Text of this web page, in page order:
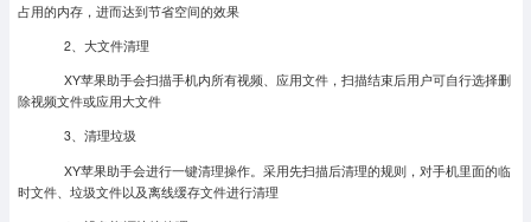
占用的内存，进而达到节省空间的效果
2、大文件清理
XY苹果助手会扫描手机内所有视频、应用文件，扫描结束后用户可自行选择删
除视频文件或应用大文件
3、清理垃圾
XY苹果助手会进行一键清理操作。采用先扫描后清理的规则，对手机里面的临
时文件、垃圾文件以及离线缓存文件进行清理